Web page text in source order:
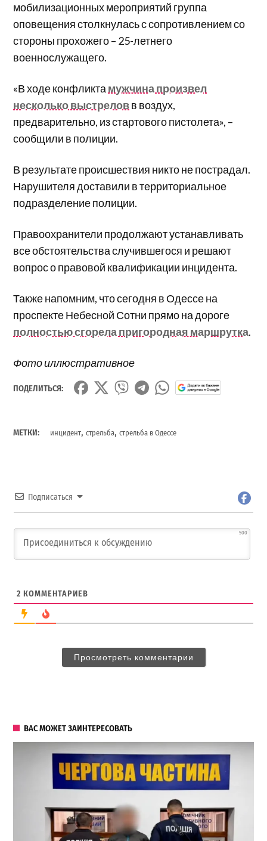
мобилизационных мероприятий группа
оповещения столкнулась с сопротивлением со
стороны прохожего – 25-летнего
военнослужащего.
«В ходе конфликтамужчина произвел
несколько выстреловв воздух,
предварительно, из стартового пистолета», –
сообщили в полиции.
В результате происшествия никто не пострадал.
Нарушителя доставили в территориальное
подразделение полиции.
Правоохранители продолжают устанавливать
все обстоятельства случившегося и решают
вопрос о правовой квалификации инцидента.
Также напомним, что сегодня в Одессе на
проспекте Небесной Сотни прямо на дороге
полностью сгорела пригородная маршрутка.
Фото иллюстративное
ПОДЕЛИТЬСЯ:
МЕТКИ: инцидент,стрельба,стрельба в Одессе
Подписаться
500
2 КОММЕНТАРИЕВ
Просмотреть комментарии
ВАС МОЖЕТ ЗАИНТЕРЕСОВАТЬ